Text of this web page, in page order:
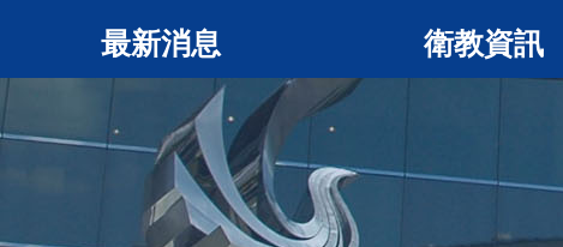
最新消息 衛教資訊